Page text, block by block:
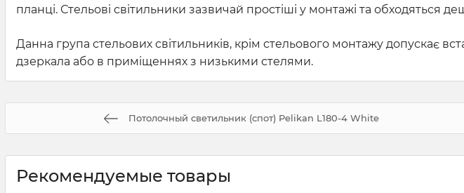
планці. Стельові світильники зазвичай простіші у монтажі та обходяться
Данна група стельових світильників, крім стельового монтажу допускає
дзеркала або в приміщеннях з низькими стелями.
Потолочный светильник (спот) Pelikan L180-4 White
Рекомендуемые товары